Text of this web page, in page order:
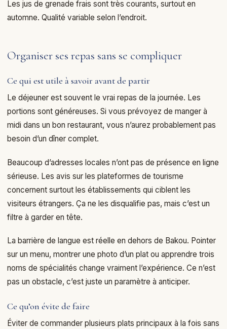
Les jus de grenade frais sont très courants, surtout en
automne. Qualité variable selon l’endroit.
Organiser ses repas sans se compliquer
Ce qui est utile à savoir avant de partir
Le déjeuner est souvent le vrai repas de la journée. Les
portions sont généreuses. Si vous prévoyez de manger à
midi dans un bon restaurant, vous n’aurez probablement pas
besoin d’un dîner complet.
Beaucoup d’adresses locales n’ont pas de présence en ligne
sérieuse. Les avis sur les plateformes de tourisme
concernent surtout les établissements qui ciblent les
visiteurs étrangers. Ça ne les disqualifie pas, mais c’est un
filtre à garder en tête.
La barrière de langue est réelle en dehors de Bakou. Pointer
sur un menu, montrer une photo d’un plat ou apprendre trois
noms de spécialités change vraiment l’expérience. Ce n’est
pas un obstacle, c’est juste un paramètre à anticiper.
Ce qu’on évite de faire
Éviter de commander plusieurs plats principaux à la fois sans